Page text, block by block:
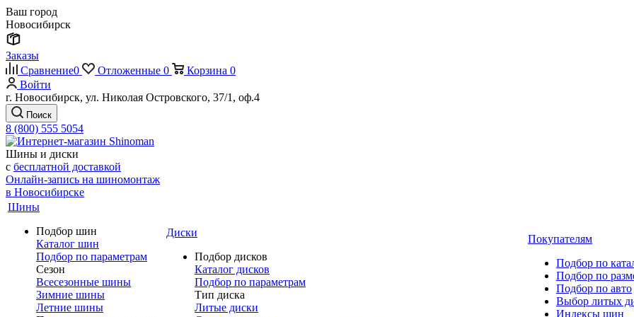
Ваш город
Новосибирск
Заказы
Сравнение0 Отложенные 0 Корзина 0
Войти
г. Новосибирск, ул. Николая Островского, 37/1, оф.4
Поиск
8 (800) 555 5054
Шины и диски
с бесплатной доставкой
Онлайн-запись на шиномонтаж
в Новосибирске
Шины
Подбор шин
Каталог шин
Подбор по параметрам
Сезон
Всесезонные шины
Зимние шины
Летние шины
Диски
Подбор дисков
Каталог дисков
Подбор по параметрам
Тип диска
Литые диски
Покупателям
Подбор по
Подбор по
Подбор по авто
Выбор литых
Индексы шин